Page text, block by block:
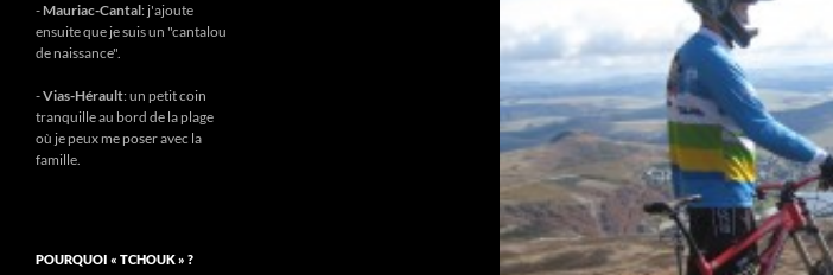
- Mauriac-Cantal: j'ajoute
ensuite que je suis un "cantalou
de naissance".
-Vias-Hérault: un petit coin
tranquille au bord de la plage
où je peux me poser avec la
famille.
POURQUOI « TCHOUK » ?